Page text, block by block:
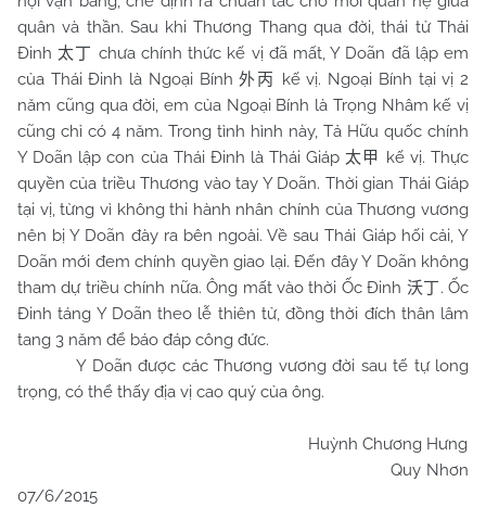
quân và thần. Sau khi Thương Thang qua đời, thái tử Thái
Đinh 太丁 chưa chính thức kế vị đã mất, Y Doãn đã lập em
của Thái Đinh là Ngoại Bính外丙
kế vị. Ngoại Bính tại vị 2
năm cũng qua đời, em của Ngoại Bính là Trọng Nhâm kế vị
cũng chỉ có 4 năm. Trong tình hình này, Tả Hữu quốc chính
Y Doãn lập con của Thái Đinh là Thái Giáp 太甲 kế vị. Thực
quyền của triều Thương vào tay Y Doãn. Thời gian Thái Giáp
tại vị, từng vì không thi hành nhân chính của Thương vương
nên bị Y Doãn đày ra bên ngoài. Về sau Thái Giáp hối cải, Y
Doãn mới đem chính quyền giao lại. Đến đây Y Doãn không
tham dự triều chính nữa. Ông mất vào thời Ốc Đinh 沃丁. Ốc
Đinh táng Y Doãn theo lễ thiên tử, đồng thời đích thân lâm
tang 3 năm để báo đáp công đức.
Y Doãn được các Thương vương đời sau tế tự long
trọng, có thể thấy địa vị cao quý của ông.
Huỳnh Chương Hưng
Quy Nhơn
07/6/2015